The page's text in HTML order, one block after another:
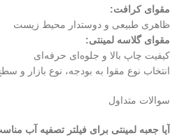
مقوای کرافت:
ظاهری طبیعی و دوستدار محیط زیست
مقوای گلاسه لمینتی:
کیفیت چاپ بالا و جلوه‌ای حرفه‌ای
انتخاب نوع مقوا به بودجه، نوع بازار و
سوالات متداول
آیا جعبه لمینتی برای فیلتر تصفیه آب